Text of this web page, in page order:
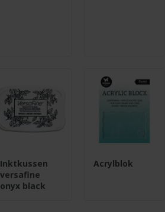
Inktkussen
versafine
onyx black
Acrylblok